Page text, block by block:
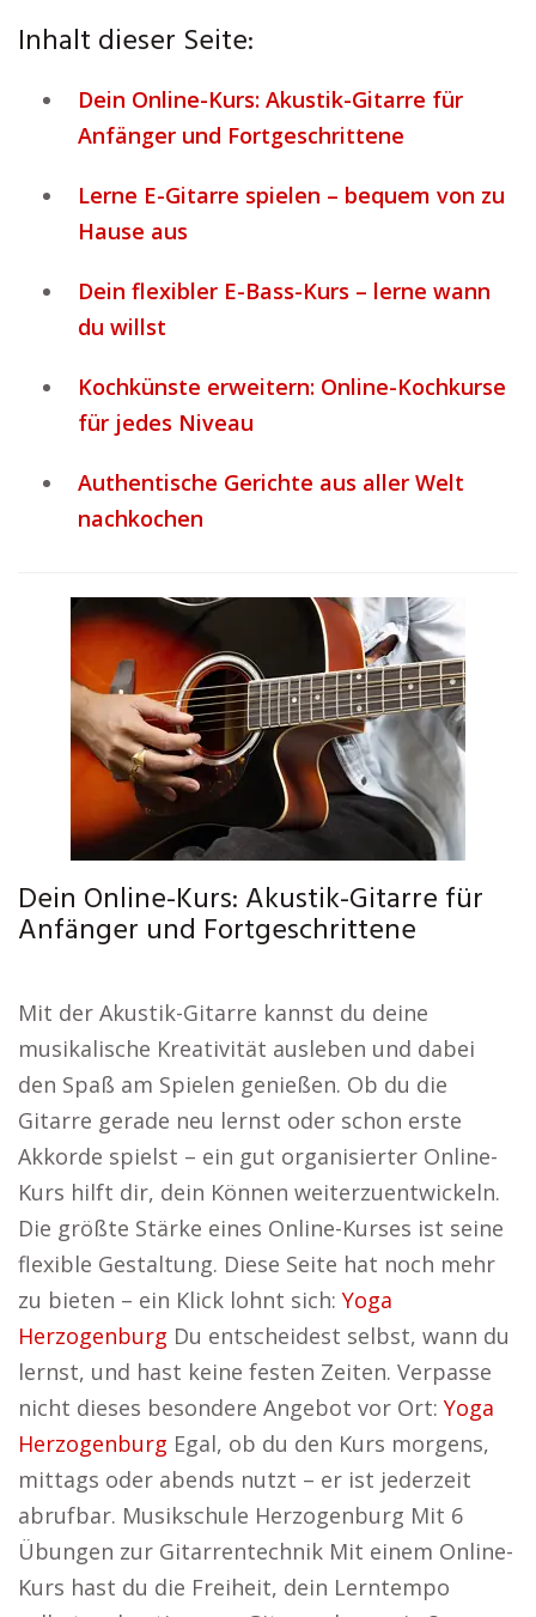
Inhalt dieser Seite:
Dein Online-Kurs: Akustik-Gitarre für
Anfänger und Fortgeschrittene
Lerne E-Gitarre spielen – bequem von zu
Hause aus
Dein flexibler E-Bass-Kurs – lerne wann
du willst
Kochkünste erweitern: Online-Kochkurse
für jedes Niveau
Authentische Gerichte aus aller Welt
nachkochen
Dein Online-Kurs: Akustik-Gitarre für
Anfänger und Fortgeschrittene
Mit der Akustik-Gitarre kannst du deine
musikalische Kreativität ausleben und dabei
den Spaß am Spielen genießen. Ob du die
Gitarre gerade neu lernst oder schon erste
Akkorde spielst – ein gut organisierter Online-
Kurs hilft dir, dein Können weiterzuentwickeln.
Die größte Stärke eines Online-Kurses ist seine
flexible Gestaltung. Diese Seite hat noch mehr
zu bieten – ein Klick lohnt sich: Yoga
Herzogenburg Du entscheidest selbst, wann du
lernst, und hast keine festen Zeiten. Verpasse
nicht dieses besondere Angebot vor Ort: Yoga
Herzogenburg Egal, ob du den Kurs morgens,
mittags oder abends nutzt – er ist jederzeit
abrufbar. Musikschule Herzogenburg Mit 6
Übungen zur Gitarrentechnik Mit einem Online-
Kurs hast du die Freiheit, dein Lerntempo